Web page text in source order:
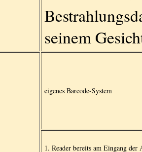
seinem
eigenes Barcode-System
1. Reader bereits am Eingang der